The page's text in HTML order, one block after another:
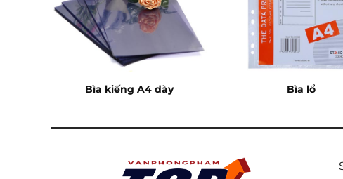
Bìa kiếng A4 dày Bìa lổ